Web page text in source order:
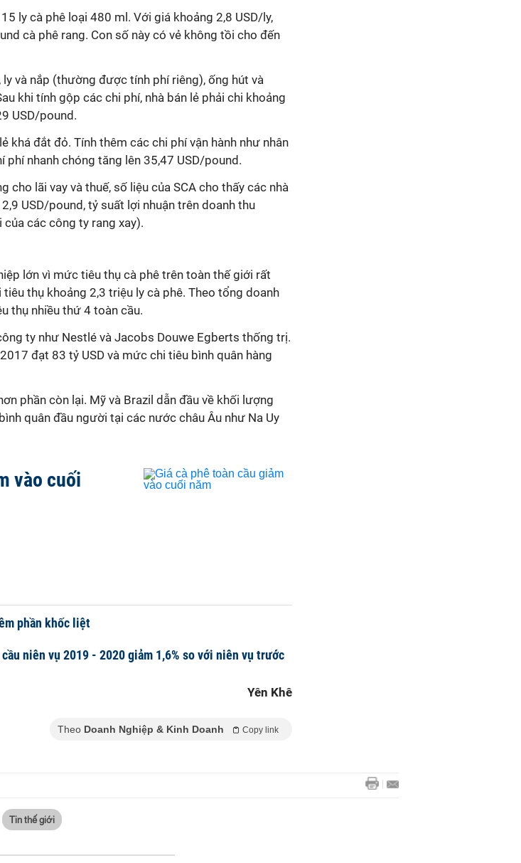
ly cà phê loại 480 ml. Với giá khoảng 2,8 USD/ly,
cà phê rang. Con số này có vẻ không tồi cho đến
và nắp (thường được tính phí riêng), ống hút và
khi tính gộp các chi phí, nhà bán lẻ phải chi khoảng
USD/pound.
khá đắt đỏ. Tính thêm các chi phí vận hành như nhân
phí nhanh chóng tăng lên 35,47 USD/pound.
cho lãi vay và thuế, số liệu của SCA cho thấy các nhà
USD/pound, tỷ suất lợi nhuận trên doanh thu
các công ty rang xay).
lớn vì mức tiêu thụ cà phê trên toàn thế giới rất
thụ khoảng 2,3 triệu ly cà phê. Theo tổng doanh
thụ nhiều thứ 4 toàn cầu.
ty như Nestlé và Jacobs Douwe Egberts thống trị.
đạt 83 tỷ USD và mức chi tiêu bình quân hàng
phần còn lại. Mỹ và Brazil dẫn đầu về khối lượng
quân đầu người tại các nước châu Âu như Na Uy
vào cuối
phần khốc liệt
niên vụ 2019 - 2020 giảm 1,6% so với niên vụ trước
Yên Khê
Theo Doanh Nghiệp & Kinh Doanh Copy link
Tin thế giới